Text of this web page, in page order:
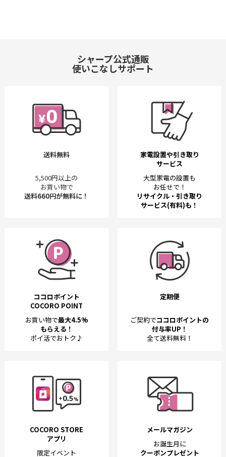
シャープ公式通販
使いこなしサポート
送料無料
5,500円以上の
お買い物で
送料660円が無料に！
家電設置や引き取り
サービス
大型家電の設置も
お任せで！
リサイクル・引き取り
サービス(有料)も！
ココロポイント
COCORO POINT
お買い物で最大4.5%
もらえる！
ポイ活でおトク♪
定期便
ご契約でココロポイントの
付与率UP！
全て送料無料！
COCORO STORE
アプリ
限定イベント
メールマガジン
お誕生月に
クーポンプレゼント